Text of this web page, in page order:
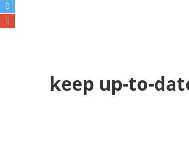
keep up-to-